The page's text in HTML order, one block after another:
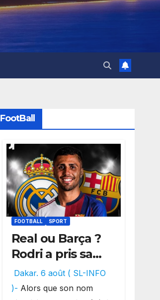
FootBall
FOOTBALL SPORT
Real ou Barça ?
Rodri a pris sa
décision, un
choix qui
Dakar. 6 août ( SL-INFO
)- Alors que son nom